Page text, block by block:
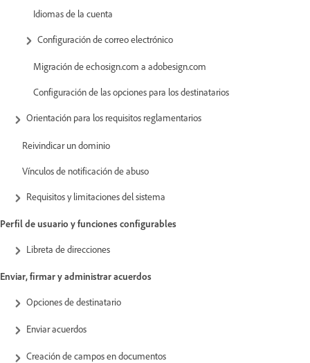
Idiomas de la cuenta
Configuración de correo electrónico
Migración de echosign.com a adobesign.com
Configuración de las opciones para los destinatarios
Orientación para los requisitos reglamentarios
Reivindicar un dominio
Vínculos de notificación de abuso
Requisitos y limitaciones del sistema
Perfil de usuario y funciones configurables
Libreta de direcciones
Enviar, firmar y administrar acuerdos
Opciones de destinatario
Enviar acuerdos
Creación de campos en documentos